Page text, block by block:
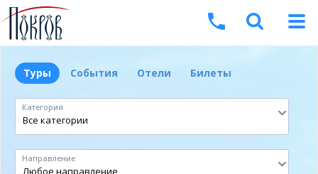
Туры События Отели Билеты
Категория
Направление